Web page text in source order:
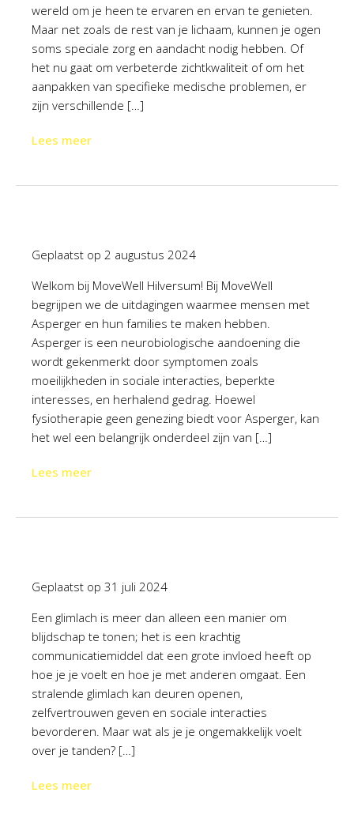
wereld om je heen te ervaren en ervan te genieten.
Maar net zoals de rest van je lichaam, kunnen je ogen
soms speciale zorg en aandacht nodig hebben. Of
het nu gaat om verbeterde zichtkwaliteit of om het
aanpakken van specifieke medische problemen, er
zijn verschillende […]
Lees meer
Geplaatst op 2 augustus 2024
Welkom bij MoveWell Hilversum! Bij MoveWell
begrijpen we de uitdagingen waarmee mensen met
Asperger en hun families te maken hebben.
Asperger is een neurobiologische aandoening die
wordt gekenmerkt door symptomen zoals
moeilijkheden in sociale interacties, beperkte
interesses, en herhalend gedrag. Hoewel
fysiotherapie geen genezing biedt voor Asperger, kan
het wel een belangrijk onderdeel zijn van […]
Lees meer
Geplaatst op 31 juli 2024
Een glimlach is meer dan alleen een manier om
blijdschap te tonen; het is een krachtig
communicatiemiddel dat een grote invloed heeft op
hoe je je voelt en hoe je met anderen omgaat. Een
stralende glimlach kan deuren openen,
zelfvertrouwen geven en sociale interacties
bevorderen. Maar wat als je je ongemakkelijk voelt
over je tanden? […]
Lees meer